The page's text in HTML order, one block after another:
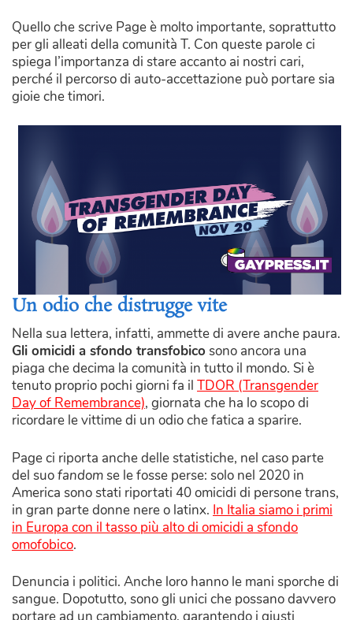
Quello che scrive Page è molto importante, soprattutto
per gli alleati della comunità T. Con queste parole ci
spiega l’importanza di stare accanto ai nostri cari,
perché il percorso di auto-accettazione può portare sia
gioie che timori.
Un odio che distrugge vite
Nella sua lettera, infatti, ammette di avere anche paura.
Gli omicidi a sfondo transfobico sono ancora una
piaga che decima la comunità in tutto il mondo. Si è
tenuto proprio pochi giorni fa il TDOR (Transgender
Day of Remembrance), giornata che ha lo scopo di
ricordare le vittime di un odio che fatica a sparire.
Page ci riporta anche delle statistiche, nel caso parte
del suofandomse le fosse perse: solo nel 2020 in
America sono stati riportati 40 omicidi di persone trans,
in gran parte donne nere o latinx. In Italia siamo i primi
in Europa con il tasso più alto di omicidi a sfondo
omofobico.
Denuncia i politici. Anche loro hanno le mani sporche di
sangue. Dopotutto, sono gli unici che possano davvero